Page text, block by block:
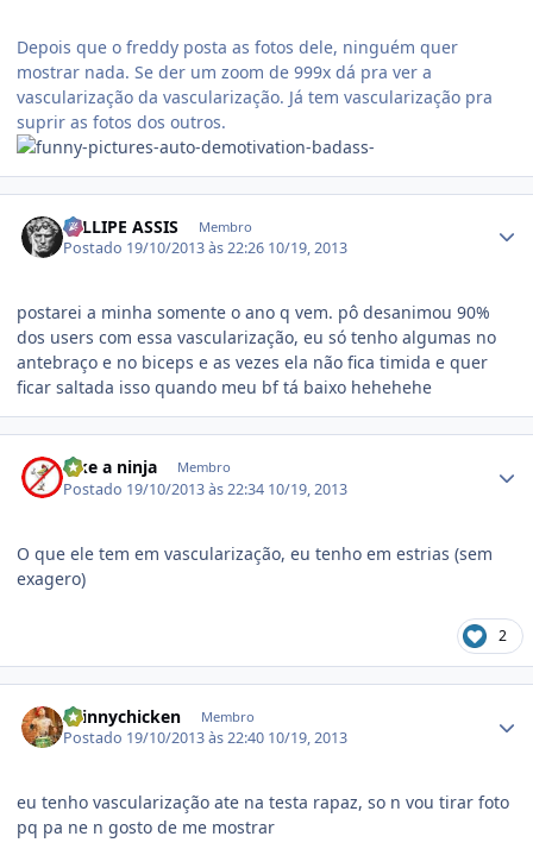
Depois que o freddy posta as fotos dele, ninguém quer
mostrar nada. Se der um zoom de 999x dá pra ver a
vascularização da vascularização. Já tem vascularização pra
suprir as fotos dos outros.
FELLIPE ASSIS Membro
Postado 19/10/2013 às 22:26 10/19, 2013
postarei a minha somente o ano q vem. pô desanimou 90%
dos users com essa vascularização, eu só tenho algumas no
antebraço e no biceps e as vezes ela não fica timida e quer
ficar saltada isso quando meu bf tá baixo hehehehe
Like a ninja Membro
Postado 19/10/2013 às 22:34 10/19, 2013
O que ele tem em vascularização, eu tenho em estrias (sem
exagero)
2
skinnychicken Membro
Postado 19/10/2013 às 22:40 10/19, 2013
eu tenho vascularização ate na testa rapaz, so n vou tirar foto
pq pa ne n gosto de me mostrar